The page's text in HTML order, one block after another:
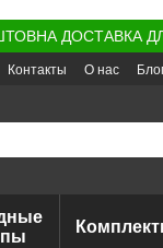
ДОСТАВКА
Контакты О нас